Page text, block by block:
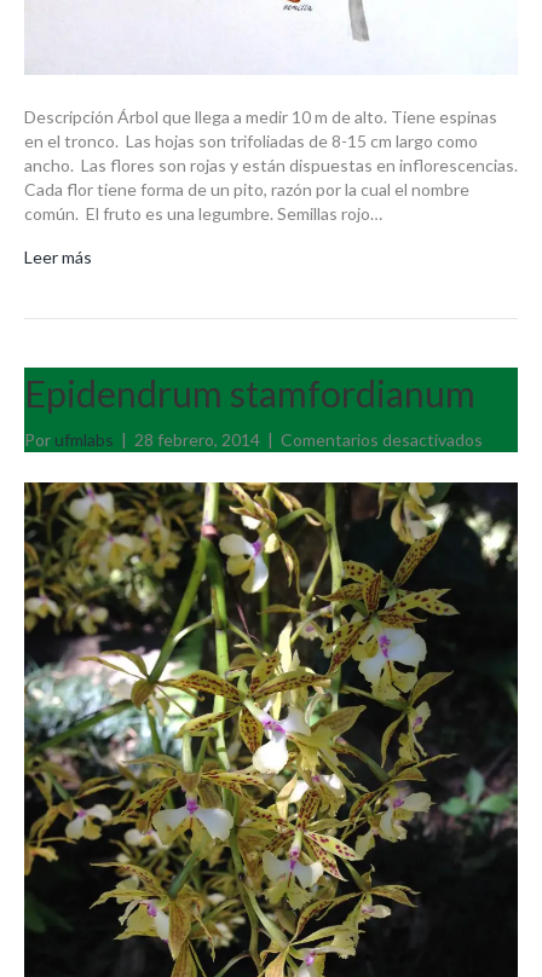
Descripción Árbol que llega a medir 10 m de alto. Tiene espinas
en el tronco. Las hojas son trifoliadas de 8-15 cm largo como
ancho. Las flores son rojas y están dispuestas en inflorescencias.
Cada flor tiene forma de un pito, razón por la cual el nombre
común. El fruto es una legumbre. Semillas rojo…
Leer más
Epidendrum stamfordianum
Por ufmlabs | 28 febrero, 2014 | Comentarios desactivados